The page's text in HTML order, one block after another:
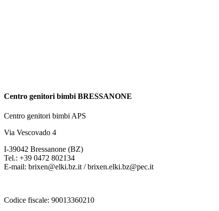
Centro genitori bimbi BRESSANONE
Centro genitori bimbi APS
Via Vescovado 4
I-39042 Bressanone (BZ)
Tel.: +39 0472 802134
E-mail: brixen@elki.bz.it / brixen.elki.bz@pec.it
Codice fiscale: 90013360210